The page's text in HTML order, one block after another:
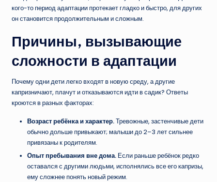
кого-то период адаптации протекает гладко и быстро, для других
он становится продолжительным и сложным.
Причины, вызывающие
сложности в адаптации
Почему одни дети легко входят в новую среду, а другие
капризничают, плачут и отказываются идти в садик? Ответы
кроются в разных факторах:
Возраст ребёнка и характер.Тревожные, застенчивые дети
обычно дольше привыкают; малыши до 2–3 лет сильнее
привязаны к родителям.
Опыт пребывания вне дома. Если раньше ребёнок редко
оставался с другими людьми, исполнялись все его капризы,
ему сложнее понять новый режим.